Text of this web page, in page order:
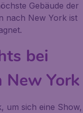
Gebäude der
nach New York ist
bei
New York
um sich eine Show,